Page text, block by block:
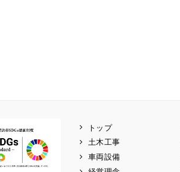
トップ
土木工事
車両設備